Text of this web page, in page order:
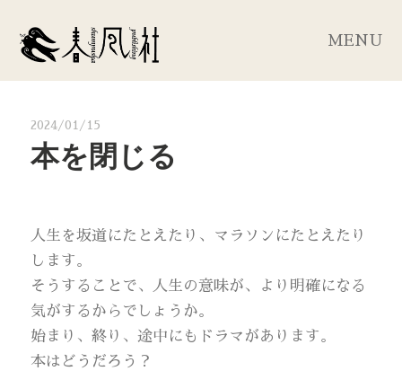
MENU
2024/01/15
本を閉じる
人生を坂道にたとえたり、マラソンにたとえたり
します。
そうすることで、人生の意味が、より明確になる
気がするからでしょうか。
始まり、終り、途中にもドラマがあります。
本はどうだろう？